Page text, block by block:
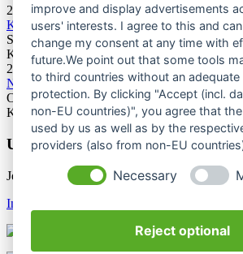
28.11.2026
Kletterforum 2026
Stuttgart
Kategorie: Tagung
25.06.2027
Naturschutztagung 2027
Oberes Donautal, Beuron
Kategorie: Tagung
Unsere Newsletter
Jetzt unsere Newsletter entdecken
Infos & Anmeldung
improve and display advertisements
users' interests. I agree to this and
change my consent at any time with
future.We point out that some tools
to third countries without an adequate
protection. By clicking "Accept (incl.
non-EU countries)", you agree that
used by us as well as by the
providers (also from non-EU
Necessary
Reject optional